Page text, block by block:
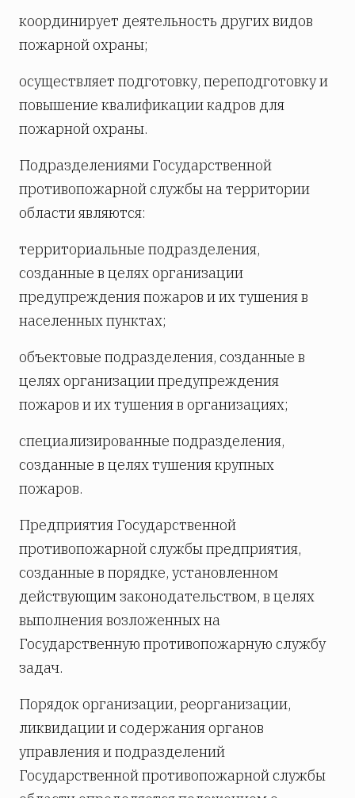
координирует деятельность других видов
пожарной охраны;
осуществляет подготовку, переподготовку и
повышение квалификации кадров для
пожарной охраны.
Подразделениями Государственной
противопожарной службы на территории
области являются:
территориальные подразделения,
созданные в целях организации
предупреждения пожаров и их тушения в
населенных пунктах;
объектовые подразделения, созданные в
целях организации предупреждения
пожаров и их тушения в организациях;
специализированные подразделения,
созданные в целях тушения крупных
пожаров.
Предприятия Государственной
противопожарной службы предприятия,
созданные в порядке, установленном
действующим законодательством, в целях
выполнения возложенных на
Государственную противопожарную службу
задач.
Порядок организации, реорганизации,
ликвидации и содержания органов
управления и подразделений
Государственной противопожарной службы